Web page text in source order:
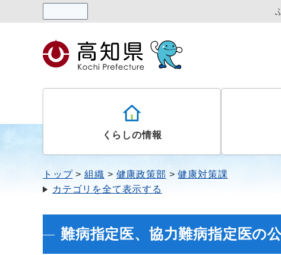
くらしの情報
トップ 組織 健康政策部
健康対策課
カテゴリを全て表示する
難病指定医、協力難病指定医の